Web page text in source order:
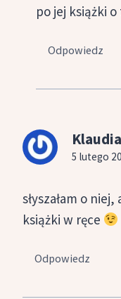
po jej książki
Odpowiedz
5 lutego
słyszałam o
książki w ręce
Odpowiedz